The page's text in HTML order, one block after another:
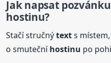
Jak napsat pozvánku
hostinu?
Stačí stručnýtexts
o smutečníhostinu po